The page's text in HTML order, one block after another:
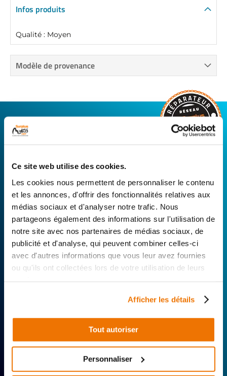
Ce site web utilise des cookies.
Les cookies nous permettent de personnaliser le contenu
et les annonces, d'offrir des fonctionnalités relatives aux
médias sociaux et d'analyser notre trafic. Nous
partageons également des informations sur l'utilisation de
notre site avec nos partenaires de médias sociaux, de
publicité et d'analyse, qui peuvent combiner celles-ci
avec d'autres informations que vous leur avez fournies
ou qu'ils ont collectées lors de votre utilisation de leurs
Afficher les détails
Tout autoriser
Personnaliser
Infos produits
Qualité : Moyen
Modèle de provenance
CONNECTEZ-VOUS AVEC VOTRE
RÉPARATEUR FAVORI
Avec Surplus Motos, bénéficiez de l’expertise
Distributeurs. De l’achat depièces scooters
d’occasion garanties à la révision complète de
votre 2 roues, trouvez le garage le plus proche de
chez vous.
Rechercher par...
Expertise
Réactivité
Livraison 24h